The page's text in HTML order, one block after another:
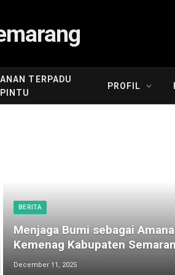
TERPADU
PROFIL
BERITA
Menjaga Bumi sebagai
Kemenag Kabupaten
December 11, 2025